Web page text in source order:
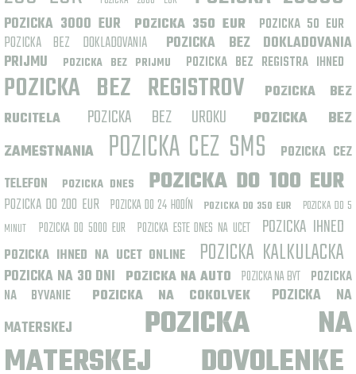
POZICKA 3000 EUR POZICKA 350 EUR POZICKA 50 EUR
POZICKA BEZ DOKLADOVANIA
POZICKA BEZ DOKLADOVANIA
PRIJMU
POZICKA BEZ PRIJMU POZICKA BEZ REGISTRA IHNED
POZICKA BEZ REGISTROV
POZICKA BEZ
RUCITELA
POZICKA BEZ UROKU
POZICKA BEZ
ZAMESTNANIA
POZICKA CEZ SMS
POZICKA CEZ
TELEFON
POZICKA DNES POZICKA DO 100 EUR
POZICKA DO 200 EUR POZICKA DO 24 HODÍN POZICKA DO 350 EUR
POZICKA DO 5
MINUT
POZICKA DO 5000 EUR POZICKA ESTE DNES NA UCET POZICKA IHNED
POZICKA IHNED NA UCET ONLINE POZICKA KALKULACKA
POZICKA NA 30 DNI POZICKA NA AUTO POZICKA NA BYT POZICKA
NA BYVANIE
POZICKA NA COKOLVEK
POZICKA NA
MATERSKEJ
POZICKA NA
MATERSKEJ DOVOLENKE